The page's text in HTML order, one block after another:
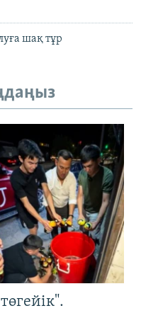
шақ тұр